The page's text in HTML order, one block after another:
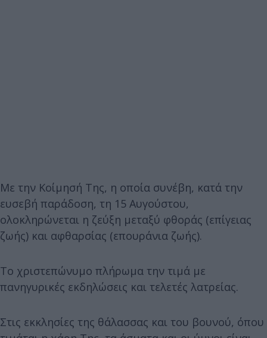
Με την Κοίμησή Της, η οποία συνέβη, κατά την
ευσεβή παράδοση, τη 15 Αυγούστου,
ολοκληρώνεται η ζεύξη μεταξύ φθοράς (επίγειας
ζωής) και αφθαρσίας (επουράνια ζωής).
Το χριστεπώνυμο πλήρωμα την τιμά με
πανηγυρικές εκδηλώσεις και τελετές λατρείας.
Στις εκκλησίες της θάλασσας και του βουνού, όπου